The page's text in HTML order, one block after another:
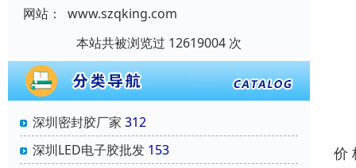
网站：
www.szqking.com
本站共被浏览过 12619004 次
深圳密封胶厂家 312
深圳LED电子胶批发 153
价